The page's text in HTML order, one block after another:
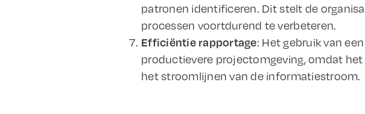
patronen identificeren. Dit stelt de
processen voortdurend te verbeteren.
Efficiëntie rapportage: Het gebruik van
productievere projectomgeving, omdat
het stroomlijnen van de informatiestroom.